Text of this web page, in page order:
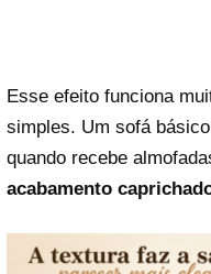
Esse efeito funciona
simples. Um sofá
quando recebe
acabamento